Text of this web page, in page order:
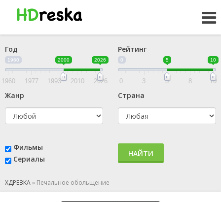
Год
1960 2000 2026
1960 1977 1993 2010 2026
Рейтинг
0 5 10
0 3 5 8 10
Жанр Страна
Фильмы
Сериалы
НАЙТИ
ХДРЕЗКА» Печальное обольщение